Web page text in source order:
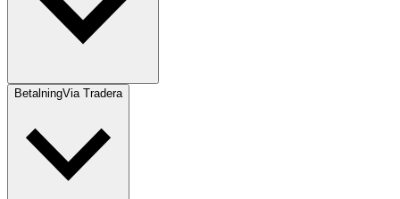
BetalningVia Tradera